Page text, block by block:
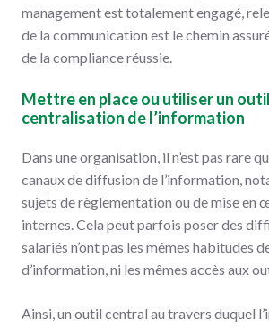
management est totalement engagé,
de la communication est le chemin
de la compliance réussie.
Mettre en place ou utiliser un
centralisation de l’information
Dans une organisation, il n’est pas rare
canaux de diffusion de l’information,
sujets de règlementation ou de mise en
internes. Cela peut parfois poser des
salariés n’ont pas les mêmes habitudes
d’information, ni les mêmes accès aux
Ainsi, un outil central au travers duquel